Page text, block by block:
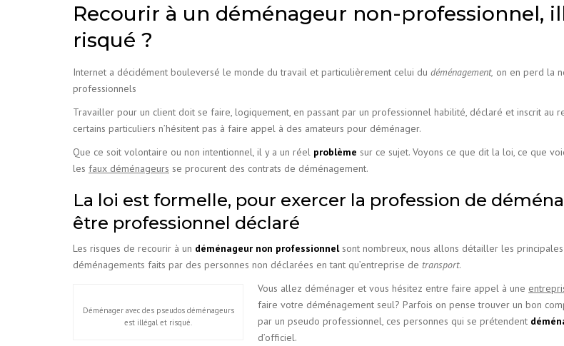
Recourir à un déménageur non-professionnel,
risqué ?
Internet a décidément bouleversé le monde du travail et particulièrement celui du déménagement, on en perd la
professionnels
Travailler pour un client doit se faire, logiquement, en passant par un professionnel habilité, déclaré et inscrit au
certains particuliers n’hésitent pas à faire appel à des amateurs pour déménager.
Que ce soit volontaire ou non intentionnel, il y a un réel problème sur ce sujet. Voyons ce que dit la loi, ce que
les faux déménageurs se procurent des contrats de déménagement.
La loi est formelle, pour exercer la profession de
être professionnel déclaré
Les risques de recourir à un déménageur non professionnelsont nombreux, nous allons détailler les
déménagements faits par des personnes non déclarées en tant qu’entreprise de transport.
Déménager avec des pseudos déménageurs
est illégal et risqué.
Vous allez déménager et vous hésitez entre faire appel à une
faire votre déménagement seul? Parfois on pense trouver un bon
par un pseudo professionnel, ces personnes qui se prétendent
d’officiel.